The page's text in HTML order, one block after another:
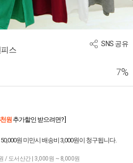
SNS 공유
스
7%
원 추가할인 받으려면? ]
원 미만시 배송비 3,000원이 청구됩니다.
/ 도서산간 | 3,000원 ~ 8,000원